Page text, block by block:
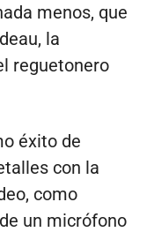
menos, que
la
reguetonero
éxito de
con la
como
un micrófono